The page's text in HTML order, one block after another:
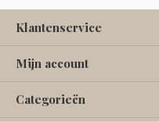
Klantenservice
Mijn account
Categorieën